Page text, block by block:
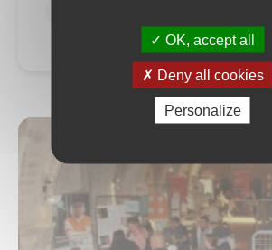
OK, accept all
Deny all cookies
Personalize